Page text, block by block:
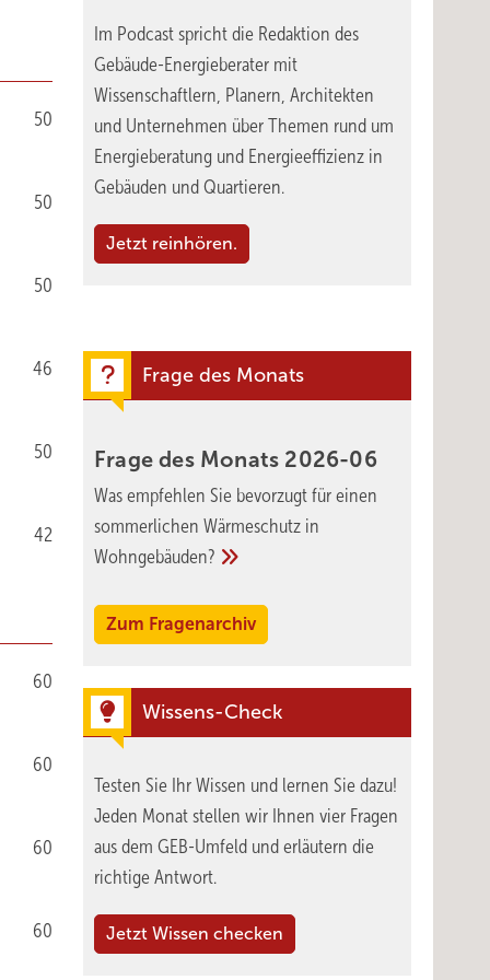
50
50
50
46
50
42
60
60
60
60
Im Podcast spricht die Redaktion des
Gebäude-Energieberater mit
Wissenschaftlern, Planern, Architekten
und Unternehmen über Themen rund um
Energieberatung und Energieeffizienz in
Gebäuden und Quartieren.
Jetzt reinhören.
Frage des Monats
Frage des Monats 2026-06
Was empfehlen Sie bevorzugt für einen
sommerlichen Wärmeschutz in
Wohngebäuden?
Zum Fragenarchiv
Wissens-Check
Testen Sie Ihr Wissen und lernen Sie dazu!
Jeden Monat stellen wir Ihnen vier Fragen
aus dem GEB-Umfeld und erläutern die
richtige Antwort.
Jetzt Wissen checken